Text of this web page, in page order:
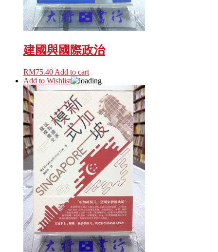
建國與國際政治
RM75.40 Add to cart
Add to Wishlist